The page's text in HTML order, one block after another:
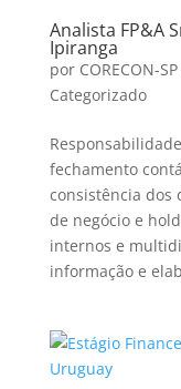
Analista FP&A
Ipiranga
por CORECON-
Categorizado
fechamento
consistência dos
de negócio e
internos e
informação e